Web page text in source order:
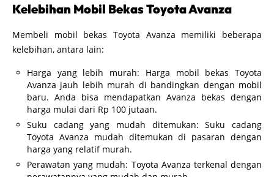
Kelebihan Mobil Bekas Toyota Avanza
Membeli mobil bekas Toyota Avanza memiliki beberapa
kelebihan, antara lain:
Harga yang lebih murah: Harga mobil bekas Toyota
Avanza jauh lebih murah di bandingkan dengan mobil
baru. Anda bisa mendapatkan Avanza bekas dengan
harga mulai dari Rp 100 jutaan.
Suku cadang yang mudah ditemukan: Suku cadang
Toyota Avanza mudah ditemukan di pasaran dengan
harga yang relatif murah.
Perawatan yang mudah: Toyota Avanza terkenal dengan